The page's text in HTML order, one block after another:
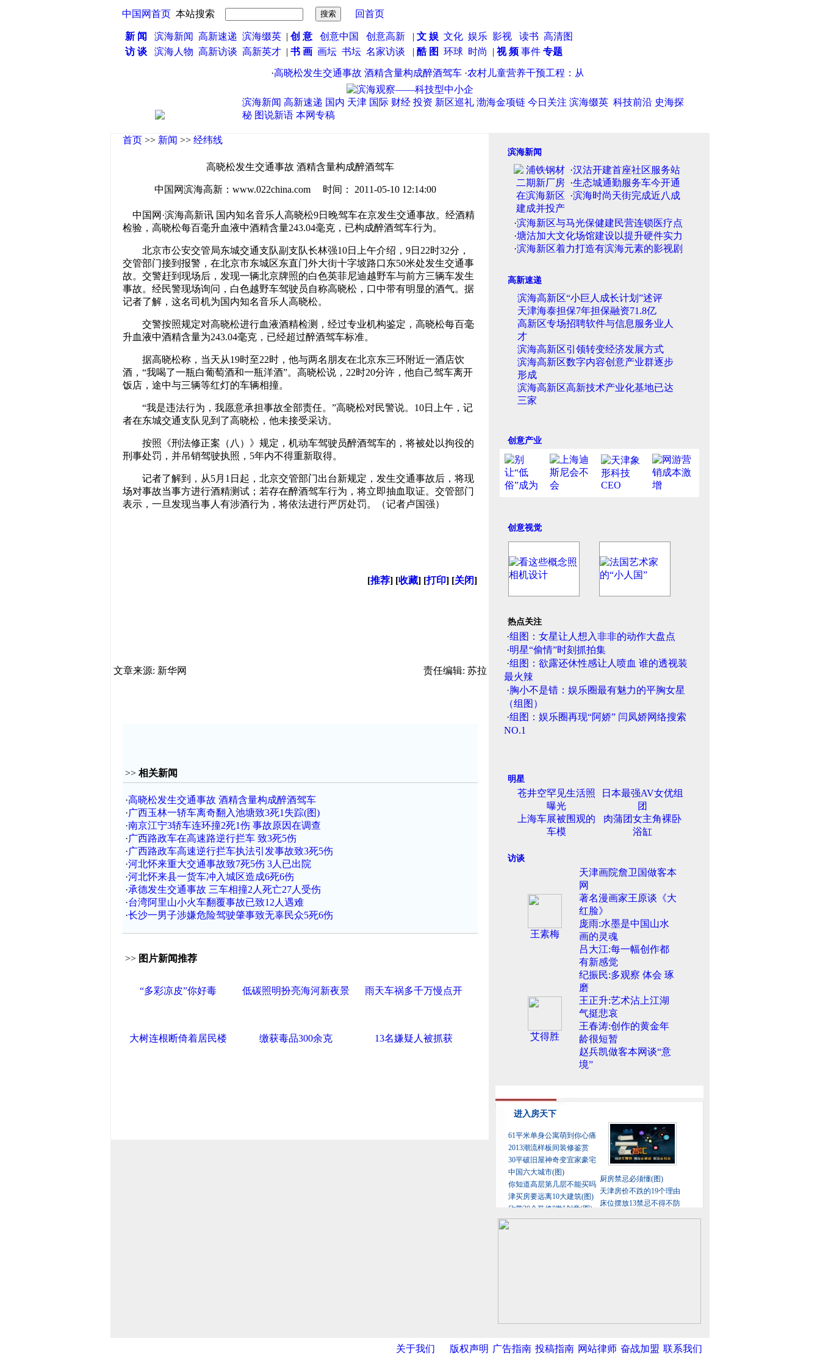
中国网首页 本站搜索 回首页
新 闻 滨海新闻 高新速递 滨海缀英| 创 意 创意中国 创意高新 | 文 娱 文化 娱乐 影视 读书 高清图
访 谈
滨海人物 高新访谈 高新英才 | 书 画 画坛 书坛 名家访谈 | 酷 图 环球 时尚 | 视 频事件 专题
高晓松发生交通事故 酒精含量构成醉酒驾车·农村儿童营养干预工程：从提供免费午餐开始
滨海新闻 高新速递 国内 天津 国际 财经 投资 新区巡礼 渤海金项链 今日关注 滨海缀英 科技前沿 史海探
秘 图说新语 本网专稿
首页 >> 新闻 >> 经纬线
高晓松发生交通事故 酒精含量构成醉酒驾车
中国网滨海高新：www.022china.com 时间： 2011-05-10 12:14:00
中国网·滨海高新讯 国内知名音乐人高晓松9日晚驾车在京发生交通事故。经酒精
检验，高晓松每百毫升血液中酒精含量243.04毫克，已构成醉酒驾车行为。
北京市公安交管局东城交通支队副支队长林强10日上午介绍，9日22时32分，
交管部门接到报警，在北京市东城区东直门外大街十字坡路口东50米处发生交通事
故。交警赶到现场后，发现一辆北京牌照的白色英菲尼迪越野车与前方三辆车发生
事故。经民警现场询问，白色越野车驾驶员自称高晓松，口中带有明显的酒气。据
记者了解，这名司机为国内知名音乐人高晓松。
交警按照规定对高晓松进行血液酒精检测，经过专业机构鉴定，高晓松每百毫
升血液中酒精含量为243.04毫克，已经超过醉酒驾车标准。
据高晓松称，当天从19时至22时，他与两名朋友在北京东三环附近一酒店饮
酒，“我喝了一瓶白葡萄酒和一瓶洋酒”。高晓松说，22时20分许，他自己驾车离开
饭店，途中与三辆等红灯的车辆相撞。
“我是违法行为，我愿意承担事故全部责任。”高晓松对民警说。10日上午，记
者在东城交通支队见到了高晓松，他未接受采访。
按照《刑法修正案（八）》规定，机动车驾驶员醉酒驾车的，将被处以拘役的
刑事处罚，并吊销驾驶执照，5年内不得重新取得。
记者了解到，从5月1日起，北京交管部门出台新规定，发生交通事故后，将现
场对事故当事方进行酒精测试；若存在醉酒驾车行为，将立即抽血取证。交管部门
表示，一旦发现当事人有涉酒行为，将依法进行严厉处罚。（记者卢国强）
[推荐] [收藏] [打印] [关闭]
文章来源: 新华网 责任编辑: 苏拉
>> 相关新闻
·高晓松发生交通事故 酒精含量构成醉酒驾车
·广西玉林一轿车离奇翻入池塘致3死1失踪(图)
·南京江宁3轿车连环撞2死1伤 事故原因在调查
·广西路政车在高速路逆行拦车 致3死5伤
·广西路政车高速逆行拦车执法引发事故致3死5伤
·河北怀来重大交通事故致7死5伤 3人已出院
·河北怀来县一货车冲入城区造成6死6伤
·承德发生交通事故 三车相撞2人死亡27人受伤
·台湾阿里山小火车翻覆事故已致12人遇难
·长沙一男子涉嫌危险驾驶肇事致无辜民众5死6伤
>> 图片新闻推荐
“多彩凉皮”你好毒 低碳照明扮亮海河新夜景 雨天车祸多千万慢点开
大树连根断倚着居民楼 缴获毒品300余克 13名嫌疑人被抓获
滨海新闻
·汉沽开建首座社区服务站
·生态城通勤服务车今开通
·滨海时尚天街完成近八成
·滨海新区与马光保健建民营连锁医疗点
·塘沽加大文化场馆建设以提升硬件实力
·滨海新区着力打造有滨海元素的影视剧
高新速递
滨海高新区“小巨人成长计划”述评
天津海泰担保7年担保融资71.8亿
高新区专场招聘软件与信息服务业人
才
滨海高新区引领转变经济发展方式
滨海高新区数字内容创意产业群逐步
形成
滨海高新区高新技术产业化基地已达
三家
创意产业
创意视觉
热点关注
·组图：女星让人想入非非的动作大盘点
·明星“偷情”时刻抓拍集
·组图：欲露还休性感让人喷血 谁的透视装
最火辣
·胸小不是错：娱乐圈最有魅力的平胸女星
（组图）
·组图：娱乐圈再现“阿娇” 闫凤娇网络搜索
NO.1
明星
苍井空罕见生活照
曝光
日本最强AV女优组
团
上海车展被围观的
车模
肉蒲团女主角裸卧
浴缸
访谈
王素梅
天津画院詹卫国做客本
网
著名漫画家王原谈《大
红脸》
庞雨:水墨是中国山水
画的灵魂
吕大江:每一幅创作都
有新感觉
艾得胜
纪振民:多观察 体会 琢
磨
王正升:艺术沾上江湖
气挺悲哀
王春涛:创作的黄金年
龄很短暂
赵兵凯做客本网谈“意
境”
关于我们 版权声明 广告指南 投稿指南 网站律师 奋战加盟 联系我们